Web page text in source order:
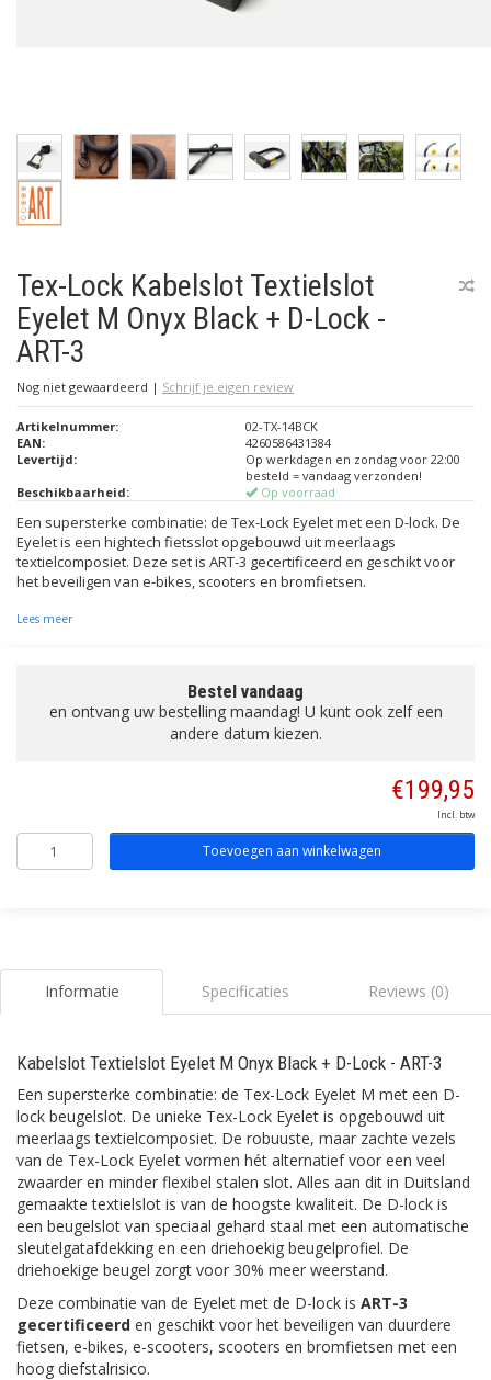
Tex-Lock Kabelslot Textielslot
Eyelet M Onyx Black + D-Lock -
ART-3
Nog niet gewaardeerd | Schrijf je eigen review
Artikelnummer:
02-TX-14BCK
EAN:
4260586431384
Levertijd:
Op werkdagen en zondag voor 22:00
besteld = vandaag verzonden!
Beschikbaarheid:
Op voorraad
Een supersterke combinatie: de Tex-Lock Eyelet met een D-lock. De
Eyelet is een hightech fietsslot opgebouwd uit meerlaags
textielcomposiet. Deze set is ART-3 gecertificeerd en geschikt voor
het beveiligen van e-bikes, scooters en bromfietsen.
Lees meer
Bestel vandaag
en ontvang uw bestelling maandag! U kunt ook zelf een
andere datum kiezen.
€199,95
Incl. btw
Toevoegen aan winkelwagen
Informatie Specificaties Reviews (0)
Kabelslot Textielslot Eyelet M Onyx Black + D-Lock - ART-3
Een supersterke combinatie: de Tex-Lock Eyelet M met een D-
lock beugelslot. De unieke Tex-Lock Eyelet is opgebouwd uit
meerlaags textielcomposiet. De robuuste, maar zachte vezels
van de Tex-Lock Eyelet vormen hét alternatief voor een veel
zwaarder en minder flexibel stalen slot. Alles aan dit in Duitsland
gemaakte textielslot is van de hoogste kwaliteit. De D-lock is
een beugelslot van speciaal gehard staal met een automatische
sleutelgatafdekking en een driehoekig beugelprofiel. De
driehoekige beugel zorgt voor 30% meer weerstand.
Deze combinatie van de Eyelet met de D-lock is ART-3
gecertificeerd en geschikt voor het beveiligen van duurdere
fietsen, e-bikes, e-scooters, scooters en bromfietsen met een
hoog diefstalrisico.